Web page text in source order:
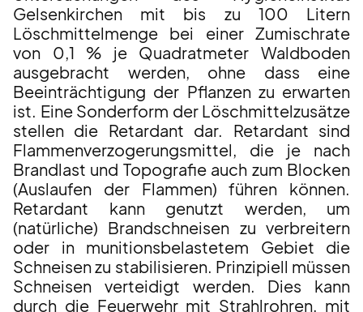
Gelsenkirchen mit bis zu 100 Litern
Löschmittelmenge bei einer Zumischrate
von 0,1 % je Quadratmeter Waldboden
ausgebracht werden, ohne dass eine
Beeinträchtigung der Pflanzen zu erwarten
ist. Eine Sonderform der Löschmittelzusätze
stellen die Retardant dar. Retardant sind
Flammenverzogerungsmittel, die je nach
Brandlast und Topografie auch zum Blocken
(Auslaufen der Flammen) führen können.
Retardant kann genutzt werden, um
(natürliche) Brandschneisen zu verbreitern
oder in munitionsbelastetem Gebiet die
Schneisen zu stabilisieren. Prinzipiell müssen
Schneisen verteidigt werden. Dies kann
durch die Feuerwehr mit Strahlrohren, mit